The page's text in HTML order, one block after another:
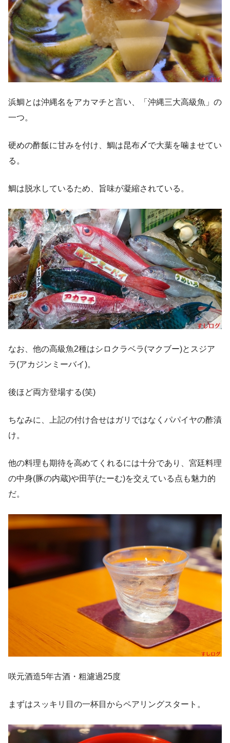
浜鯛とは沖縄名をアカマチと言い、「沖縄三大高級魚」の
一つ。
硬めの酢飯に甘みを付け、鯛は昆布〆で大葉を噛ませてい
る。
鯛は脱水しているため、旨味が凝縮されている。
なお、他の高級魚2種はシロクラベラ(マクブー)とスジア
ラ(アカジンミーバイ)。
後ほど両方登場する(笑)
ちなみに、上記の付け合せはガリではなくパパイヤの酢漬
け。
他の料理も期待を高めてくれるには十分であり、宮廷料理
の中身(豚の内蔵)や田芋(たーむ)を交えている点も魅力的
だ。
咲元酒造5年古酒・粗濾過25度
まずはスッキリ目の一杯目からペアリングスタート。